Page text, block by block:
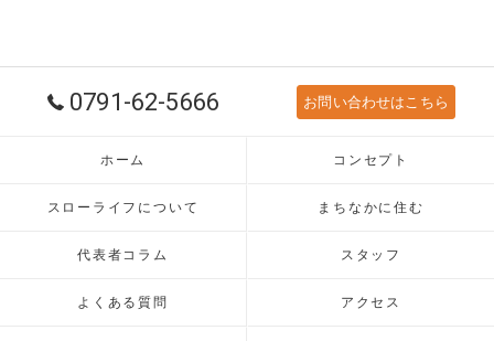
0791-62-5666 お問い合わせはこちら
ホーム コンセプト
スローライフについて まちなかに住む
代表者コラム スタッフ
よくある質問 アクセス